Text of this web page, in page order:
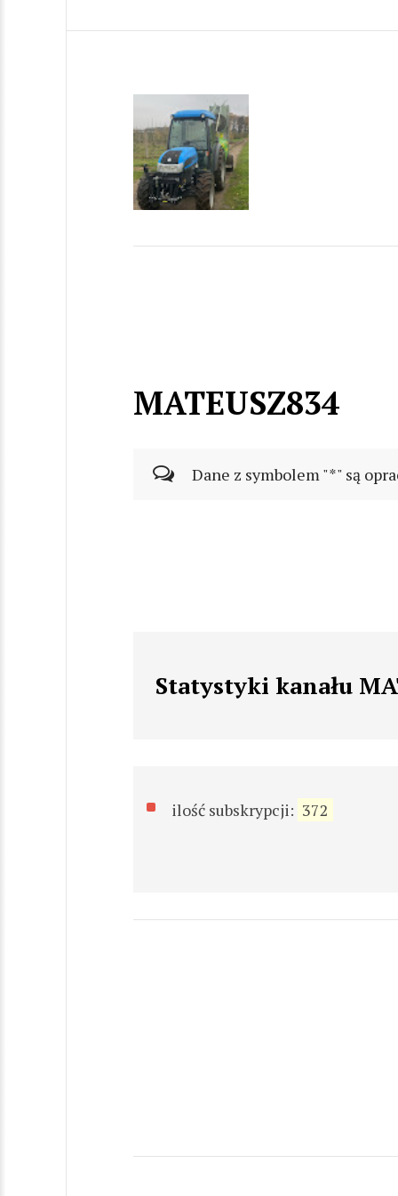
MATEUSZ834
Dane z symbolem "*" są
Statystyki kanału
ilość subskrypcji: 372